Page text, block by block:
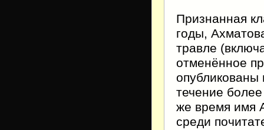
Признанная
годы,
травле
отменённое
опубликованы
течение
же время имя
среди